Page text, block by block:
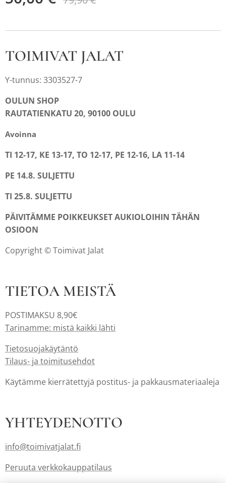
TOIMIVAT JALAT
Y-tunnus: 3303527-7
OULUN SHOP
RAUTATIENKATU 20, 90100 OULU
Avoinna
TI 12-17, KE 13-17, TO 12-17, PE 12-16, LA 11-14
PE 14.8. SULJETTU
TI 25.8. SULJETTU
PÄIVITÄMME POIKKEUKSET AUKIOLOIHIN TÄHÄN
OSIOON
Copyright © Toimivat Jalat
TIETOA MEISTÄ
POSTIMAKSU 8,90€
Tarinamme: mistä kaikki lähti
Tietosuojakäytäntö
Tilaus- ja toimitusehdot
Käytämme kierrätettyjä postitus- ja pakkausmateriaaleja
YHTEYDENOTTO
info@toimivatjalat.fi
Peruuta verkkokauppatilaus